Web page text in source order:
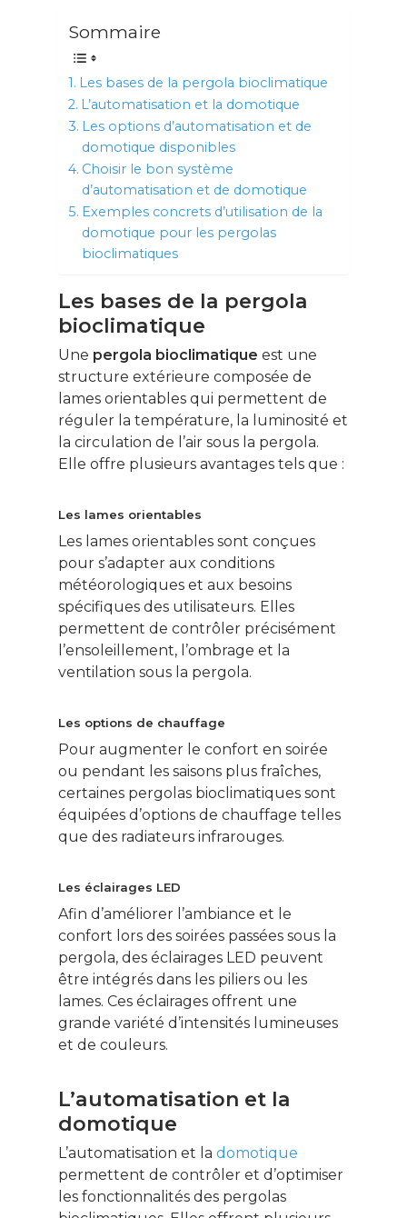
Sommaire
Les bases de la pergola bioclimatique
L’automatisation et la domotique
Les options d’automatisation et de
domotique disponibles
Choisir le bon système
d’automatisation et de domotique
Exemples concrets d’utilisation de la
domotique pour les pergolas
bioclimatiques
Les bases de la pergola
bioclimatique
Une pergola bioclimatique est une
structure extérieure composée de
lames orientables qui permettent de
réguler la température, la luminosité et
la circulation de l’air sous la pergola.
Elle offre plusieurs avantages tels que :
Les lames orientables
Les lames orientables sont conçues
pour s’adapter aux conditions
météorologiques et aux besoins
spécifiques des utilisateurs. Elles
permettent de contrôler précisément
l’ensoleillement, l’ombrage et la
ventilation sous la pergola.
Les options de chauffage
Pour augmenter le confort en soirée
ou pendant les saisons plus fraîches,
certaines pergolas bioclimatiques sont
équipées d’options de chauffage telles
que des radiateurs infrarouges.
Les éclairages LED
Afin d’améliorer l’ambiance et le
confort lors des soirées passées sous la
pergola, des éclairages LED peuvent
être intégrés dans les piliers ou les
lames. Ces éclairages offrent une
grande variété d’intensités lumineuses
et de couleurs.
L’automatisation et la
domotique
L’automatisation et la domotique
permettent de contrôler et d’optimiser
les fonctionnalités des pergolas